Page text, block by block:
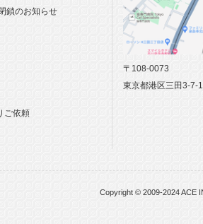
鎖のお知らせ
ご依頼
〒108-0073
東京都港区三田3-
Copyright © 2009-2024 ACE